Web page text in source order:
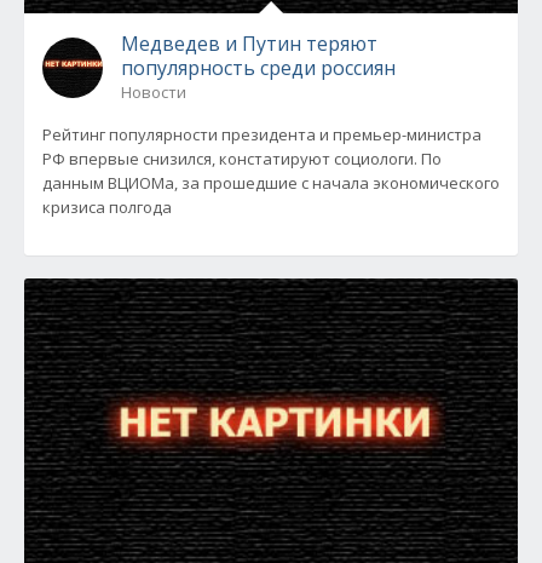
Медведев и Путин теряют
популярность среди россиян
Новости
Рейтинг популярности президента и премьер-министра
РФ впервые снизился, констатируют социологи. По
данным ВЦИОМа, за прошедшие с начала экономического
кризиса полгода